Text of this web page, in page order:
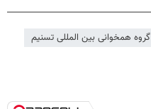
گروه همخوانی بین المللی تسنیم